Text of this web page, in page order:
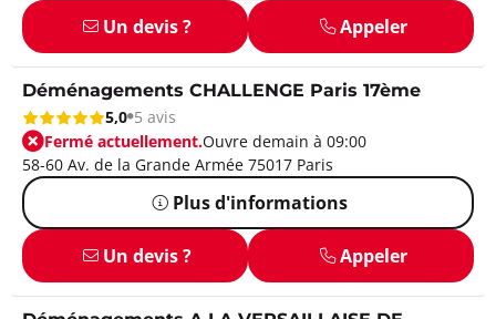
Un devis ? Appeler
Déménagements CHALLENGE Paris 17ème
5,0 5 avis
Fermé actuellement.Ouvre demain à 09:00
58-60 Av. de la Grande Armée 75017 Paris
Plus d'informations
Un devis ? Appeler